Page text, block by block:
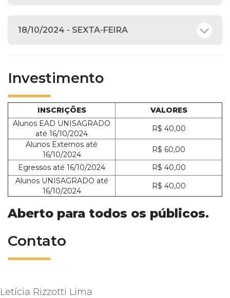
18/10/2024 - SEXTA-FEIRA
Investimento
INSCRIÇÕES
VALORES
Alunos EAD UNISAGRADO
até 16/10/2024
R$ 40,00
Alunos Externos até
16/10/2024
R$ 60,00
Egressos até 16/10/2024
R$ 40,00
Alunos UNISAGRADO até
16/10/2024
R$ 40,00
Aberto para todos os públicos.
Contato
Letícia Rizzotti Lima